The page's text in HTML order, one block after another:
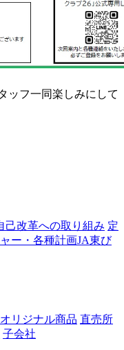
ッフ一同楽しみにして
己改革への取り組み 定
ー・各種計画JA東び
リジナル商品 直売所
子会社